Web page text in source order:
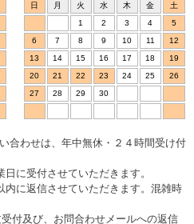
日
月 火 水 木 金
土
1
2 3 4
5
6
7 8 9 10 11
12
13
14 15 16 17 18
19
20
21 22 23 24 25
26
27
28 29 30
合わせは、年中無休・２４時間受け付
に受付させていただきます。
内に返信させていただきます。混雑時
付及び、お問合わせメールへの返信